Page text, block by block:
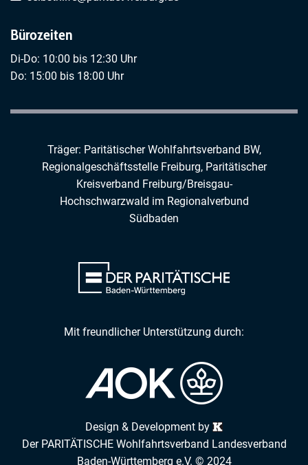
Bürozeiten
Di-Do: 10:00 bis 12:30 Uhr
Do: 15:00 bis 18:00 Uhr
Träger: Paritätischer Wohlfahrtsverband BW,
Regionalgeschäftsstelle Freiburg, Paritätischer
Kreisverband Freiburg/Breisgau-
Hochschwarzwald im Regionalverbund
Südbaden
Mit freundlicher Unterstützung durch:
Design & Development by
Der PARITÄTISCHE Wohlfahrtsverband Landesverband
Baden-Württemberg e.V. © 2024